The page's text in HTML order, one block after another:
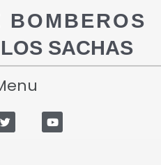
BOMBEROS
SACHAS